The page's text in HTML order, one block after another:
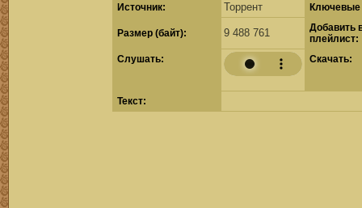
Источник: Торрент Ключевые
Размер (байт): 9 488 761
Добавить
плейлист:
Cлушать:
Скачать:
Текст: